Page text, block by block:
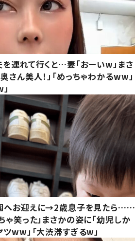
連れて行くと…妻「おーいw」まさ
さん美人！」「めっちゃわかるww」
へお迎えに→2歳息子を見たら……
ゃ笑った」まさかの姿に「幼児しか
ww」「大渋滞すぎるw」